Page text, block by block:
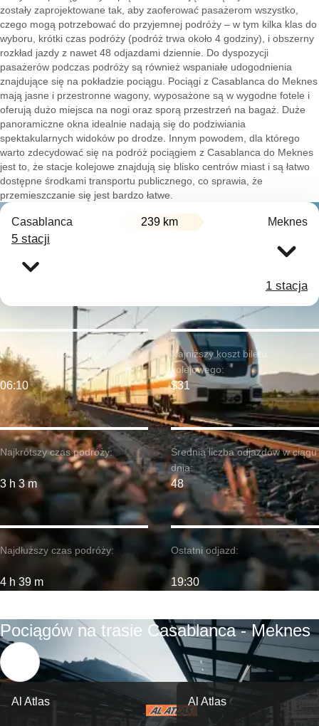
zostały zaprojektowane tak, aby zaoferować pasażerom wszystko,
czego mogą potrzebować do przyjemnej podróży – w tym kilka klas do
wyboru, krótki czas podróży (podróż trwa około 4 godziny), i obszerny
rozkład jazdy z nawet 48 odjazdami dziennie. Do dyspozycji
pasażerów podczas podróży są również wspaniałe udogodnienia
znajdujące się na pokładzie pociągu. Pociągi z Casablanca do Meknes
mają jasne i przestronne wagony, wyposażone są w wygodne fotele i
oferują dużo miejsca na nogi oraz sporą przestrzeń na bagaż. Duże
panoramiczne okna idealnie nadają się do podziwiania
spektakularnych widoków po drodze. Innym powodem, dla którego
warto zdecydować się na podróż pociągiem z Casablanca do Meknes
jest to, że stacje kolejowe znajdują się blisko centrów miast i są łatwo
dostępne środkami transportu publicznego, co sprawia, że
przemieszczanie się jest bardzo łatwe.
Casablanca 239 km Meknes
5 stacji
1 stacja
Najkrótszy czas podróży:
3 h 3 m
Najwcześniejszy wyjazd:
06:10
Najdłuższy czas podróży:
4 h 39 m
Najniższy koszt biletu
kolejowego:
$31
Średnia liczba odjazdów w ciągu
dnia:
48
Ostatni odjazd:
19:30
Pociągów na trasie Casablanca - Meknes
Al Atlas Al Atlas